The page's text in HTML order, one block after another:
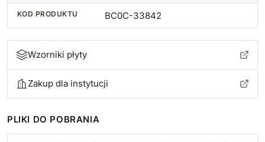
KOD PRODUKTU BC0C-33842
Wzorniki płyty
Zakup dla instytucji
PLIKI DO POBRANIA